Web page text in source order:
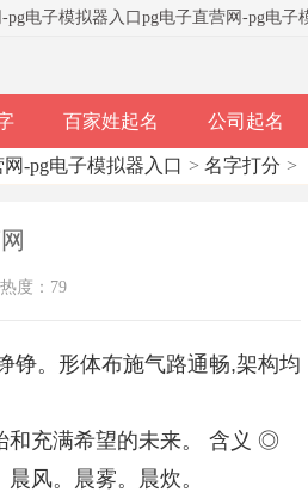
pg电子模拟器入口pg电子直营网-pg电子
百家姓起名 公司起名
-pg电子模拟器入口 > 名字打分 >
热度：79
铮。形体布施气路通畅,架构均
和充满希望的未来。 含义 ◎
风。晨雾。晨炊。